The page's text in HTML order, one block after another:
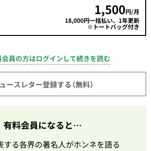
1,500円/月
18,000円一括払い、1年更新
※トートバッグ付き
員の方はログインして続きを読む
ースレター登録する（無料）
有料会員になると…
する各界の著名人がホンネを語る